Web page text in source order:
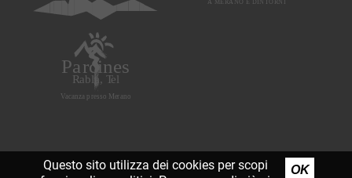
Questo sito utilizza dei cookies per scopi
OK